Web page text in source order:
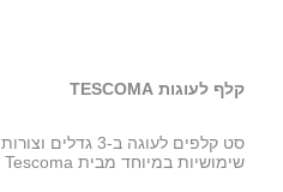
קלף לעוגות TESCOMA
סט קלפים לעוגה ב-3 גדלים וצורות
שימושיות במיוחד מבית Tescoma